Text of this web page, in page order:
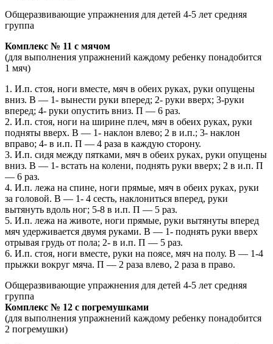
Общеразвивающие упражнения для детей 4-5 лет средняя
группа
Комплекс № 11 с мячом
(для выполнения упражнений каждому ребенку понадобится
1 мяч)
1. И.п. стоя, ноги вместе, мяч в обеих руках, руки опущены
вниз. В — 1- вынести руки вперед; 2- руки вверх; 3-руки
вперед; 4- руки опустить вниз. П — 6 раз.
2. И.п. стоя, ноги на ширине плеч, мяч в обеих руках, руки
подняты вверх. В — 1- наклон влево; 2 в и.п.; 3- наклон
вправо; 4- в и.п. П — 4 раза в каждую сторону.
3. И.п. сидя между пятками, мяч в обеих руках, руки опущены
вниз. В — 1- встать на колени, поднять руки вверх; 2 в и.п. П
— 6 раз.
4. И.п. лежа на спине, ноги прямые, мяч в обеих руках, руки
за головой. В — 1- 4 сесть, наклониться вперед, руки
вытянуть вдоль ног; 5-8 в и.п. П — 5 раз.
5. И.п. лежа на животе, ноги прямые, руки вытянуты вперед
мяч удерживается двумя руками. В — 1- поднять руки вверх
отрывая грудь от пола; 2- в и.п. П — 5 раз.
6. И.п. стоя, ноги вместе, руки на поясе, мяч на полу. В — 1-4
прыжки вокруг мяча. П — 2 раза влево, 2 раза в право.
Общеразвивающие упражнения для детей 4-5 лет средняя
группа
Комплекс № 12 с погремушками
(для выполнения упражнений каждому ребенку понадобится
2 погремушки)